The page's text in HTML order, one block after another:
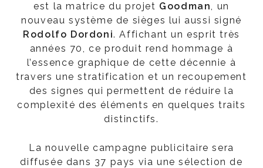
est la matrice du projet Goodman, un
nouveau système de sièges lui aussi signé
Rodolfo Dordoni. Affichant un esprit très
années 70, ce produit rend hommage à
l’essence graphique de cette décennie à
travers une stratification et un recoupement
des signes qui permettent de réduire la
complexité des éléments en quelques traits
distinctifs.
La nouvelle campagne publicitaire sera
diffusée dans 37 pays via une sélection de